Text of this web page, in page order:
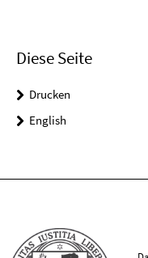
Diese Seite
Drucken
English